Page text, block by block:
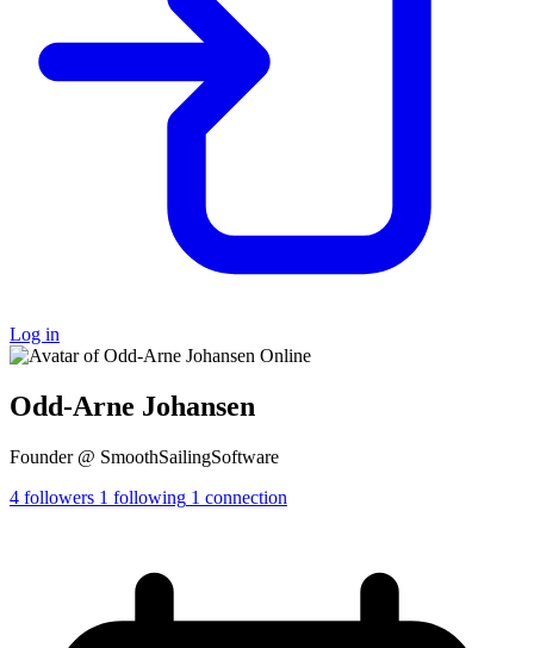
Log in
Online
Odd-Arne Johansen
Founder @ SmoothSailingSoftware
4 followers 1 following 1 connection